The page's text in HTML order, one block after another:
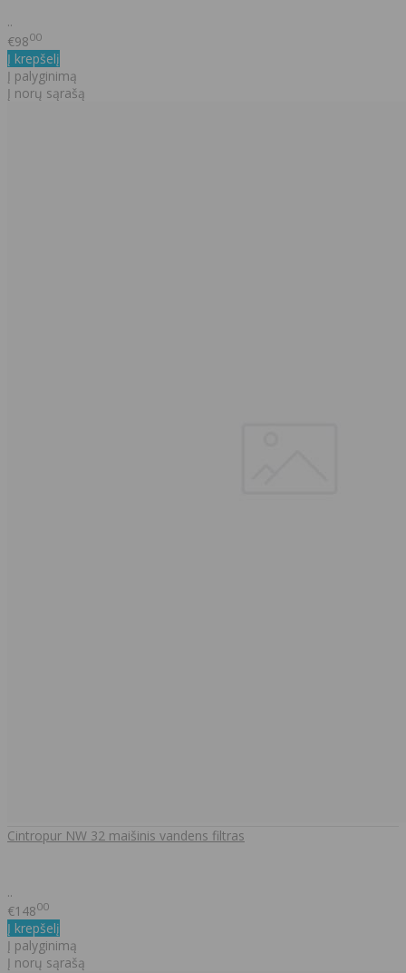
..
€9800
Į krepšelį
Į palyginimą
Į norų sąrašą
Cintropur NW 32 maišinis vandens filtras
..
€14800
Į krepšelį
Į palyginimą
Į norų sąrašą